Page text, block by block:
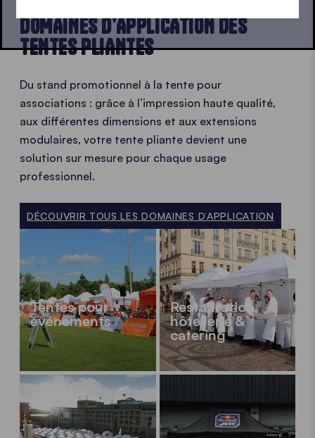
DOMAINES D’APPLICATION DES
TENTES PLIANTES
Du stand promotionnel à la tente pour
associations : grâce à l’impression haute qualité,
aux différentes dimensions et aux extensions
modulaires, votre tente pliante devient une
solution sur mesure pour chaque usage
professionnel.
DÉCOUVRIR TOUS LES DOMAINES D’APPLICATION
Tentes pour
événements
Restauration,
hôtellerie &
catering